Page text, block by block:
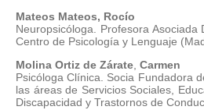
Mateos Mateos, Rocío
Neuropsicóloga. Profesora
Centro de Psicología y Lenguaje
Molina Ortiz de Zárate Carmen
Psicóloga Clínica. Socia Fundadora
las áreas de Servicios Sociales,
Discapacidad y Trastornos de